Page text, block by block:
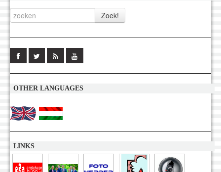
OTHER LANGUAGES
LINKS